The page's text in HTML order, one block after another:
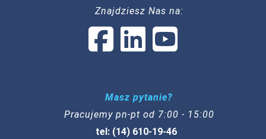
Znajdziesz Nas na:
Masz pytanie?
Pracujemy pn-pt od 7:00 - 15:00
tel: (14) 610-19-46